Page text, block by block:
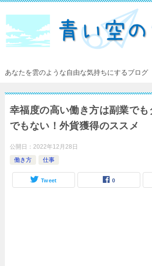
あなたを雲のような自由な気持ちにするブログ
幸福度の高い働き方は副業でも
でもない！外貨獲得のススメ
公開日： 2022年12月28日
働き方
仕事
Tweet 0